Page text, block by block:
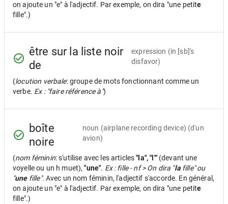
on ajoute un "e" à l'adjectif. Par exemple, on dira "une petite
fille".)
être sur la liste noir
de
expression (in [sb]'s
disfavor)
(locution verbale: groupe de mots fonctionnant comme un
verbe. Ex : "faire référence à")
boîte
noire
noun (airplane recording device) (d'un
avion)
(nom féminin: s'utilise avec les articles"la", "l'" (devant une
voyelle ou un h muet),"une". Ex : fille - nf > On dira "lafille" ou
"unefille". Avec un nom féminin, l'adjectif s'accorde. En général,
on ajoute un "e" à l'adjectif. Par exemple, on dira "une petite
fille".)